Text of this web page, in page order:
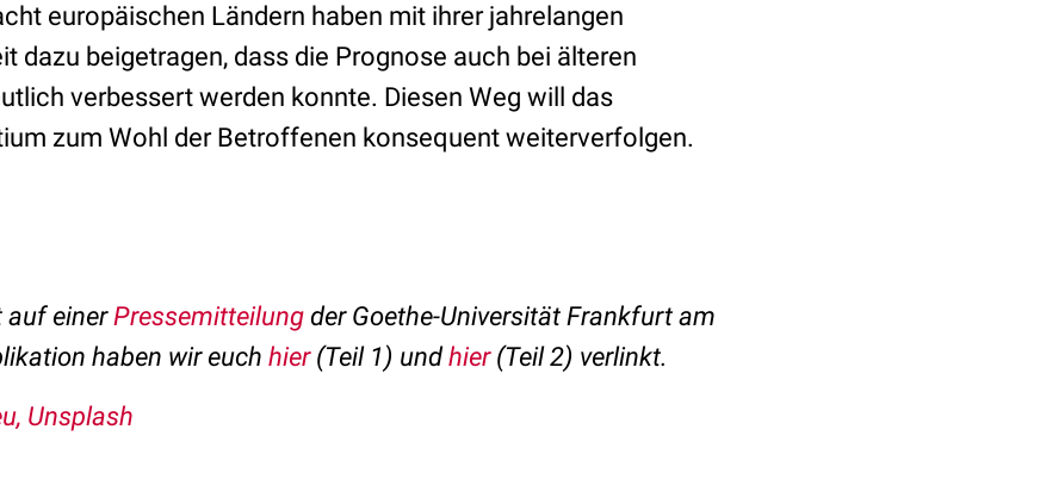
europäischen Ländern haben mit ihrer jahrelangen
dazu beigetragen, dass die Prognose auch bei älteren
verbessert werden konnte. Diesen Weg will das
zum Wohl der Betroffenen konsequent weiterverfolgen.
auf einerPressemitteilung der Goethe-Universität Frankfurt am
haben wir euch hier(Teil 1) undhier(Teil 2) verlinkt.
Unsplash